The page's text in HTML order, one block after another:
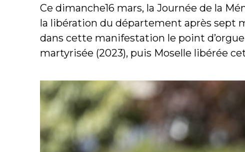
Ce dimanche16 mars, la Journée de la
la libération du département après sept
dans cette manifestation le point
martyrisée (2023), puis Moselle libérée